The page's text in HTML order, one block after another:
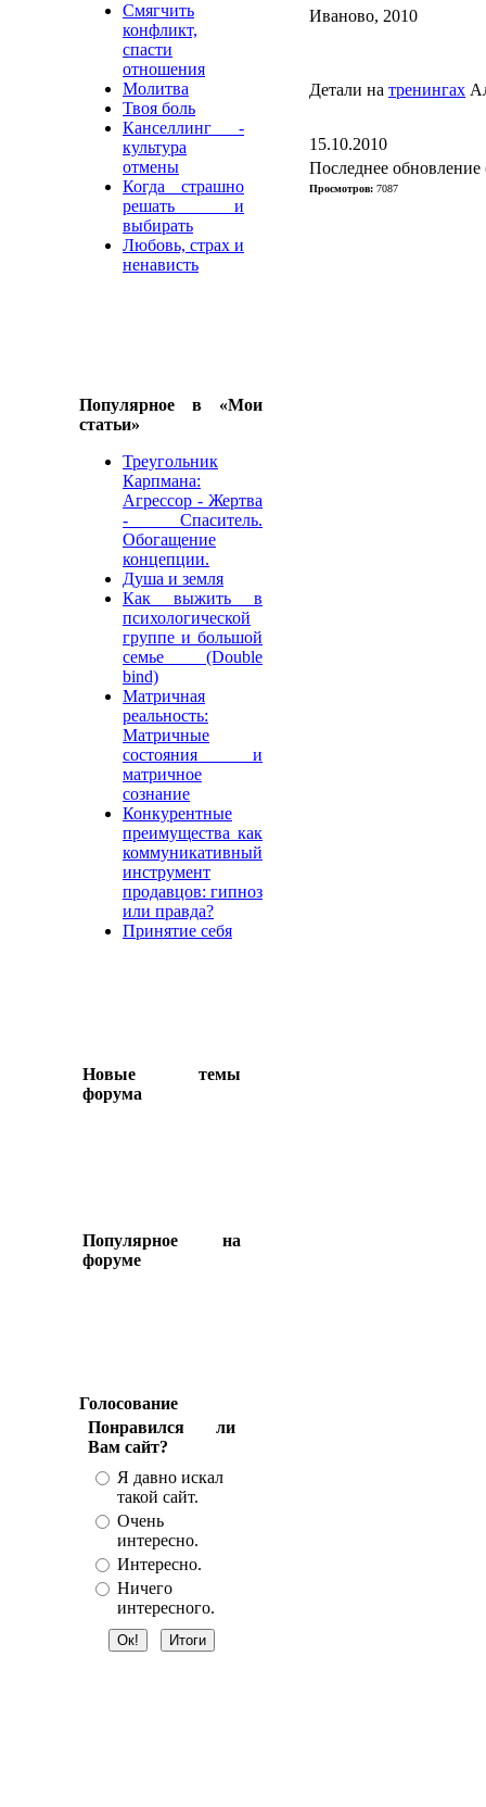
Смягчить
конфликт,
спасти
отношения
Молитва
Твоя боль
Канселлинг -
культура
отмены
Когда страшно
решать и
выбирать
Любовь, страх и
ненависть
Популярное в «Мои
статьи»
Треугольник
Карпмана:
Агрессор - Жертва
- Спаситель.
Обогащение
концепции.
Душа и земля
Как выжить в
психологической
группе и большой
семье (Double
bind)
Матричная
реальность:
Матричные
состояния и
матричное
сознание
Конкурентные
преимущества как
коммуникативный
инструмент
продавцов: гипноз
или правда?
Принятие себя
Новые темы
форума
Популярное на
форуме
Голосование
Понравился ли
Вам сайт?
Я давно искал
такой сайт.
Очень
интересно.
Интересно.
Ничего
интересного.
Иваново, 2010
Детали на тренингах
15.10.2010
Последнее обновление
Просмотров: 7087